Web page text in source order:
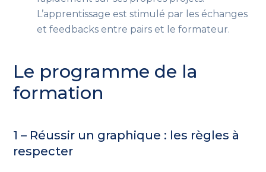
L’apprentissage est stimulé par les échanges
et feedbacks entre pairs et le formateur.
Le programme de la
formation
1 – Réussir un graphique : les règles à
respecter